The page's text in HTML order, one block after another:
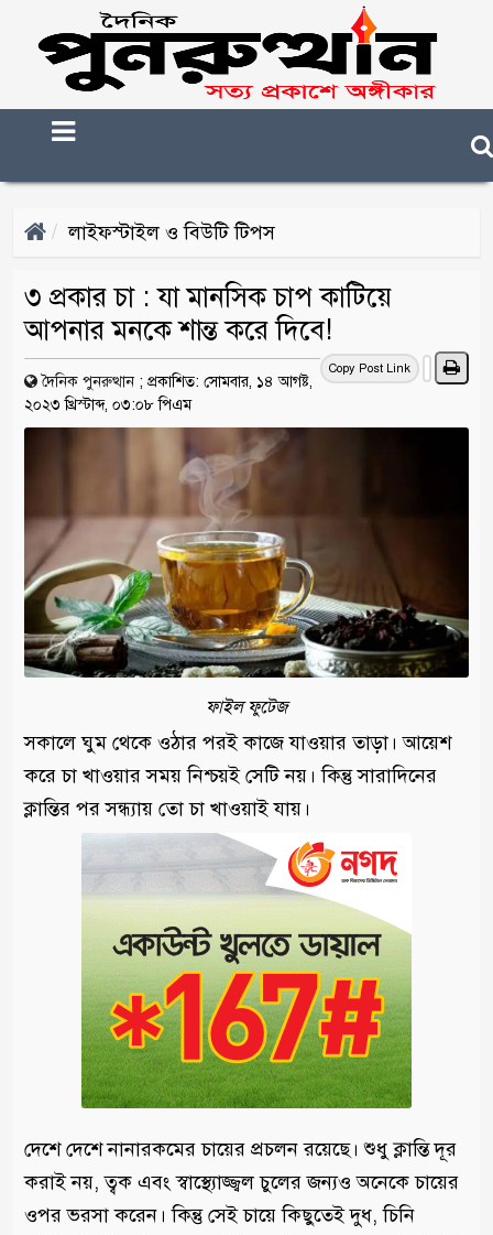
লাইফস্টাইল ও বিউটি টিপস
৩ প্রকার চা : যা মানসিক চাপ কাটিয়ে
আপনার মনকে শান্ত করে দিবে!
Copy Post Link
দৈনিক পুনরুত্থান ; প্রকাশিত: সোমবার, ১৪ আগষ্ট,
২০২৩ খ্রিস্টাব্দ, ০৩:০৮ পিএম
ফাইল ফুটেজ
সকালে ঘুম থেকে ওঠার পরই কাজে যাওয়ার তাড়া। আয়েশ
করে চা খাওয়ার সময় নিশ্চয়ই সেটি নয়। কিন্তু সারাদিনের
ক্লান্তির পর সন্ধ্যায় তো চা খাওয়াই যায়।
দেশে দেশে নানারকমের চায়ের প্রচলন রয়েছে। শুধু ক্লান্তি দূর
করাই নয়, ত্বক এবং স্বাস্থ্যোজ্জ্বল চুলের জন্যও অনেকে চায়ের
ওপর ভরসা করেন। কিন্তু সেই চায়ে কিছুতেই দুধ, চিনি